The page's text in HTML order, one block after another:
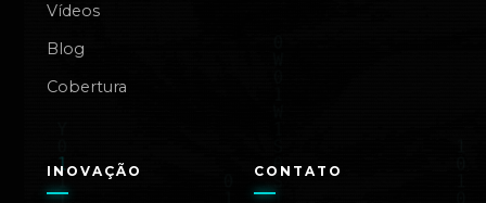
Vídeos
Blog
Cobertura
INOVAÇÃO CONTATO